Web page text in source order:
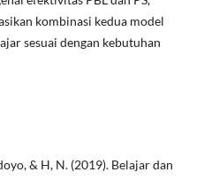
kombinasi kedua model
sesuai dengan kebutuhan
& H, N. (2019). Belajar dan